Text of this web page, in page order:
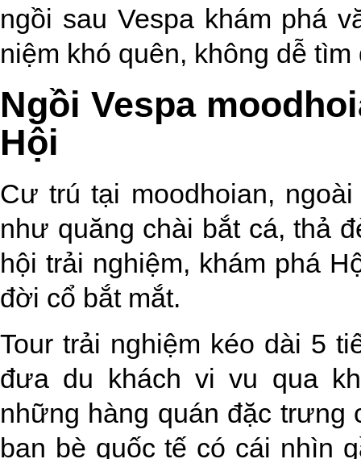
ngồi sau Vespa khám phá
niệm khó quên, không dễ
Ngồi Vespa
Hội
Cư trú tại moodhoian,
như quăng chài bắt cá, thả
hội trải nghiệm, khám phá
đời cổ bắt mắt.
Tour trải nghiệm kéo dài 5
đưa du khách vi vu qua
những hàng quán đặc
bạn bè quốc tế có cái nhìn